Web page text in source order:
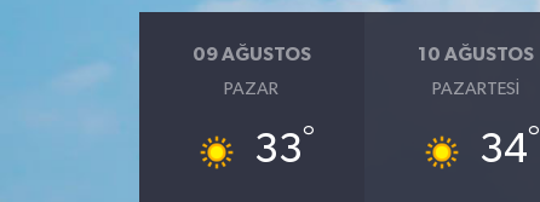
09 AĞUSTOS
PAZAR
33°
10 AĞUSTOS
PAZARTESI
34°
Yurttan